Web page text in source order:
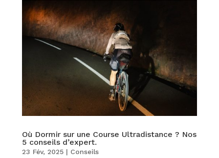
Où Dormir sur une Course Ultradistance ? Nos
5 conseils d’expert.
23 Fév, 2025 | Conseils